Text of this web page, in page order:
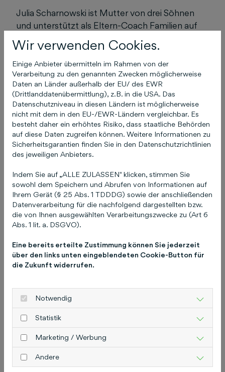
Julia Scharnowski ist Mutter von drei Söhnen
und unterstützt als Eltern-Coach Familien auf
ihrem Weg in einen entspannteren Alltag. Sie ist
ausgebildete Journalistin und erfolgreiche
Bloggerin – ihre Community liebt sie für ihre
offenen und ehrlichen Posts. Auf ihren Blogs
„MOM to WOW“ und „Doppelkinder“ berichtet
sie unter anderem aus ihrem Familienalltag und
verrät einfache Werkzeuge für ein kraftvolleres
Mamaleben. In ihrem Podcast gibt sie
Tausenden Müttern Anregungen für ein
entspannteres Leben mit Kind. Außerdem
Magazine und hat im SWR mit ihren Alltagstipps
schon vielen Familien geholfen.Hier klicken, um
das Buch auf humboldt.de aufzurufen
Ansprechpartnerin für Rezensionsexemplare
und weitere Informationen:
asche@humboldt.deTelefon 0511 8550-2562
Schlütersche Verlagsgesellschaft mbH & Co. KG
Böckler-Allee 7, 30173 Hannover
www.humboldt.de
Das könnte Sie auch
interessieren
Wir verwenden Cookies.
Einige Anbieter übermitteln im Rahmen von der
Verarbeitung zu den genannten Zwecken möglicherweise
Daten an Länder außerhalb der EU/ des EWR
(Drittlanddatenübermittlung), z.B. in die USA. Das
Datenschutzniveau in diesen Ländern ist möglicherweise
nicht mit dem in den EU-/EWR-Ländern vergleichbar. Es
besteht daher ein erhöhtes Risiko, dass staatliche Behörden
auf diese Daten zugreifen können. Weitere Informationen zu
Sicherheitsgarantien finden Sie in den Datenschutzrichtlinien
des jeweiligen Anbieters.
Indem Sie auf „ALLE ZULASSEN" klicken, stimmen Sie
sowohl dem Speichern und Abrufen von Informationen auf
Ihrem Gerät (§ 25 Abs. 1 TDDDG) sowie der anschließenden
Datenverarbeitung für die nachfolgend dargestellten bzw.
die von Ihnen ausgewählten Verarbeitungszwecke zu (Art 6
Abs. 1 lit. a. DSGVO).
Eine bereits erteilte Zustimmung können Sie jederzeit
über den links unten eingeblendeten Cookie-Button für
die Zukunft widerrufen.
Notwendig
Statistik
Marketing / Werbung
Andere